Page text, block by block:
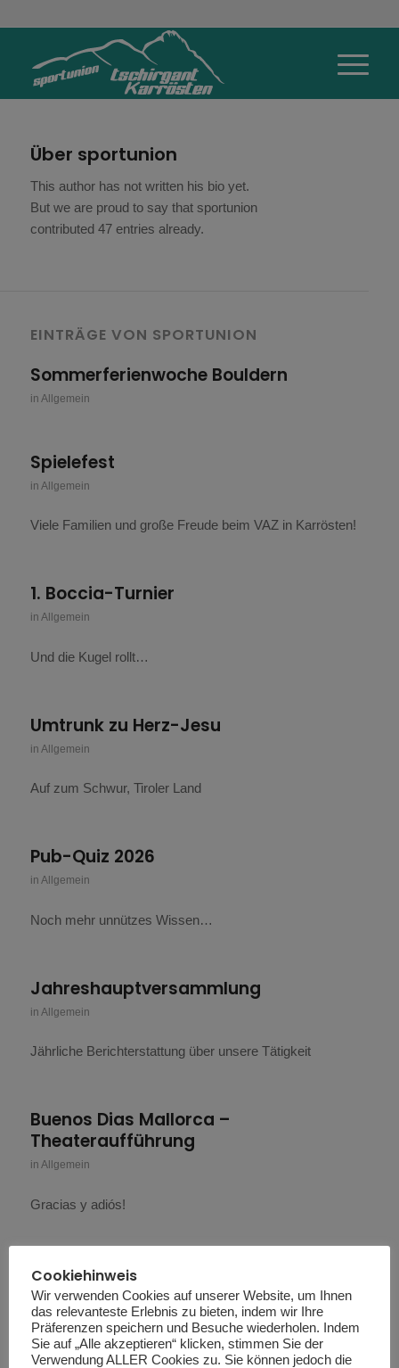
Über sportunion
This author has not written his bio yet.
But we are proud to say that sportunion
contributed 47 entries already.
EINTRÄGE VON SPORTUNION
Sommerferienwoche Bouldern
in Allgemein
Spielefest
in Allgemein
Viele Familien und große Freude beim VAZ in Karrösten!
1. Boccia-Turnier
in Allgemein
Und die Kugel rollt…
Umtrunk zu Herz-Jesu
in Allgemein
Auf zum Schwur, Tiroler Land
Pub-Quiz 2026
in Allgemein
Noch mehr unnützes Wissen…
Jahreshauptversammlung
in Allgemein
Jährliche Berichterstattung über unsere Tätigkeit
Buenos Dias Mallorca –
Theateraufführung
in Allgemein
Gracias y adiós!
Dino Dorado – Mentalist
inAllgemein
Wie macht er das bloß?
Cookiehinweis
Wir verwenden Cookies auf unserer Website, um Ihnen
das relevanteste Erlebnis zu bieten, indem wir Ihre
Präferenzen speichern und Besuche wiederholen. Indem
Sie auf „Alle akzeptieren“ klicken, stimmen Sie der
Verwendung ALLER Cookies zu. Sie können jedoch die